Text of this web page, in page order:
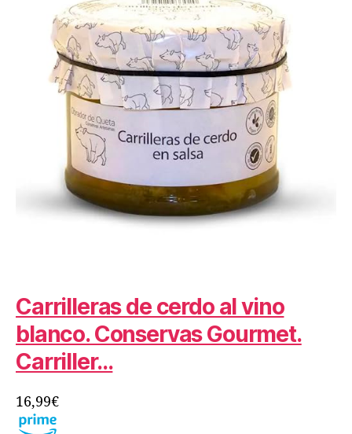
Carrilleras de cerdo al vino
blanco. Conservas Gourmet.
Carriller…
16,99€